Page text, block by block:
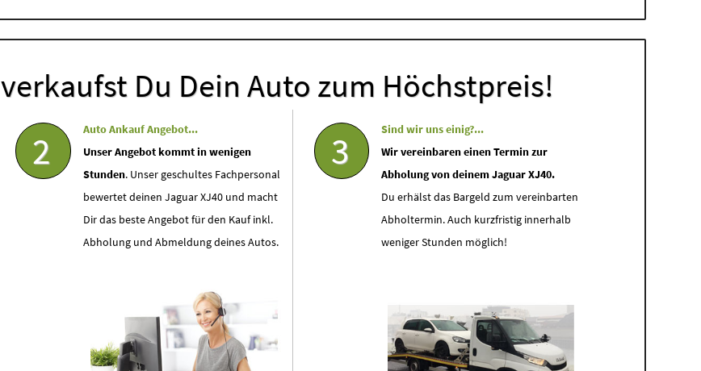
verkaufst Du Dein Auto zum Höchstpreis!
2
Auto Ankauf Angebot...
Unser Angebot kommt in wenigen
Stunden. Unser geschultes Fachpersonal
bewertet deinen Jaguar XJ40 und macht
Dir das beste Angebot für den Kauf inkl.
Abholung und Abmeldung deines Autos.
3
Sind wir uns einig?...
Wir vereinbaren einen Termin zur
Abholung von deinem Jaguar XJ40.
Du erhälst das Bargeld zum vereinbarten
Abholtermin. Auch kurzfristig innerhalb
weniger Stunden möglich!